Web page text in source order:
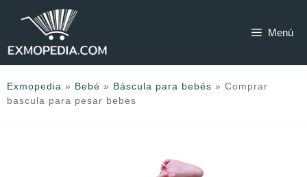
Menú
Exmopedia » Bebé » Báscula para bebés » Comprar
bascula para pesar bebes